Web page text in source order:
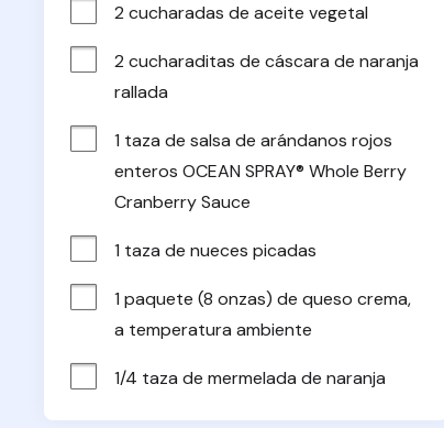
2 cucharadas de aceite vegetal
2 cucharaditas de cáscara de naranja
rallada
1 taza de salsa de arándanos rojos
enteros OCEAN SPRAY® Whole Berry
Cranberry Sauce
1 taza de nueces picadas
1 paquete (8 onzas) de queso crema,
a temperatura ambiente
1/4 taza de mermelada de naranja